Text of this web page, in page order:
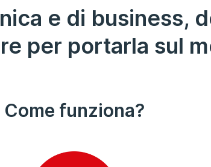
e di business,
per portarla sul
Come funziona?